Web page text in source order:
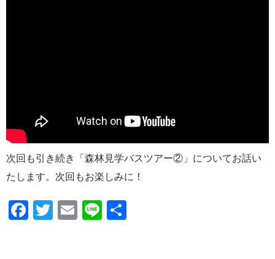
次回も引き続き「森林見学バスツアー②」についてお話い
たします。次回もお楽しみに！
F
T
E
Li